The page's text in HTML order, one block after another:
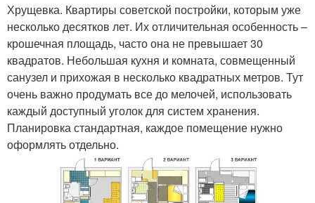
Хрущевка. Квартиры советской постройки, которым уже
несколько десятков лет. Их отличительная особенность –
крошечная площадь, часто она не превышает 30
квадратов. Небольшая кухня и комната, совмещенный
санузел и прихожая в несколько квадратных метров. Тут
очень важно продумать все до мелочей, использовать
каждый доступный уголок для систем хранения.
Планировка стандартная, каждое помещение нужно
оформлять отдельно.